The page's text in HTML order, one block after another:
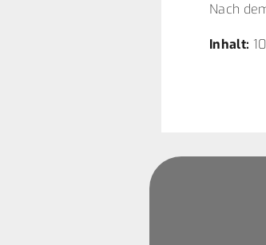
Nach
Inhalt: